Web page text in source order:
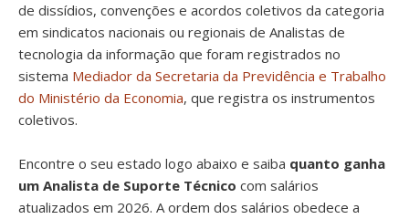
de dissídios, convenções e acordos coletivos da categoria
em sindicatos nacionais ou regionais de Analistas de
tecnologia da informação que foram registrados no
sistema Mediador da Secretaria da Previdência e Trabalho
do Ministério da Economia, que registra os instrumentos
coletivos.
Encontre o seu estado logo abaixo e saiba quanto ganha
um Analista de Suporte Técnico com salários
atualizados em 2026. A ordem dos salários obedece a